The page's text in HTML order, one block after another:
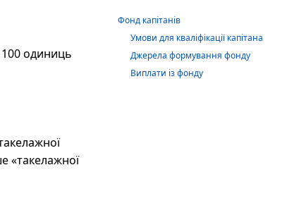
100 одиниць
«такелажної
Фонд капітанів
Умови для кваліфікації капітана
Джерела формування фонду
Виплати із фонду